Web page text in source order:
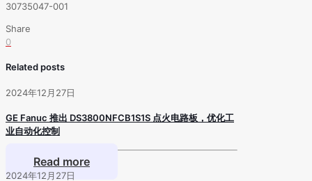
30735047-001
Share
0
Related posts
2024年12月27日
GE Fanuc 推出 DS3800NFCB1S1S 点火电路板，优化工
业自动化控制
Read more
2024年12月27日